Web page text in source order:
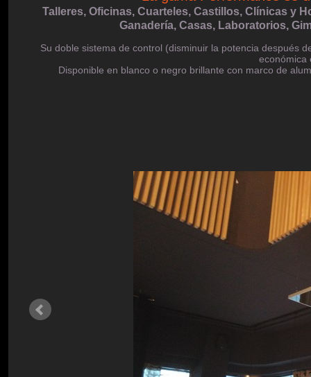
Talleres, Oficinas, Cuarteles, Castillos, Clínicas y
Ganadería, Casas, Laboratorios,
Su doble sistema de control (disminuir la potencia después
económica
Disponible en blanco o negro brillante con marco de